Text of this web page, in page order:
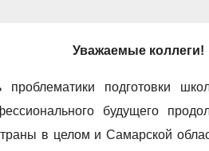
Уважаемые коллеги!
проблематики подготовки
будущего
в целом и Самарской